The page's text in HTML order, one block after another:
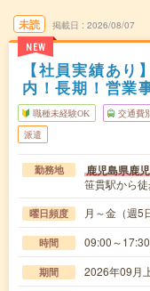
未読
NEW
掲載日 2026/08/07
【社員実績あり
内！長期！営業
職種未経験OK 交通費
派遣
勤務地 鹿児島県鹿
笹貫駅から
曜日頻度 月～金（週5
時間 09:00～
期間 2026年09月